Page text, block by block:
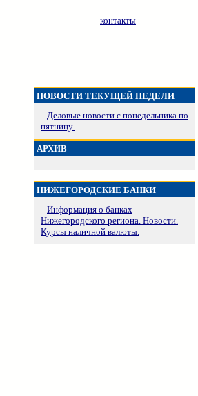
контакты
НОВОСТИ ТЕКУЩЕЙ НЕДЕЛИ
Деловые новости с понедельника по
пятницу.
АРХИВ
НИЖЕГОРОДСКИЕ БАНКИ
Информация о банках
Нижегородского региона. Новости.
Курсы наличной валюты.